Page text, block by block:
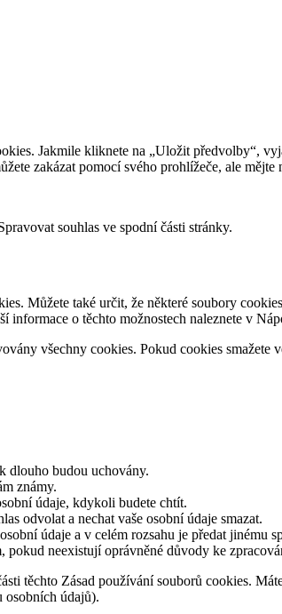
Jakmile kliknete na „Uložit předvolby“,
zakázat pomocí svého prohlížeče, ale
souhlas ve spodní části stránky.
Můžete také určit, že některé soubory
o těchto možnostech naleznete v
všechny cookies. Pokud cookies
dlouho budou uchovány.
známy.
údaje, kdykoli budete chtít.
odvolat a nechat vaše osobní údaje smazat.
údaje a v celém rozsahu je předat jinému
pokud neexistují oprávněné důvody ke
těchto Zásad používání souborů cookies.
osobních údajů).